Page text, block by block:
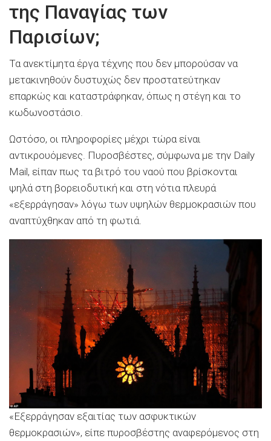
της Παναγίας των
Παρισίων;
Τα ανεκτίμητα έργα τέχνης που δεν μπορούσαν να
μετακινηθούν δυστυχώς δεν προστατεύτηκαν
επαρκώς και καταστράφηκαν, όπως η στέγη και το
κωδωνοστάσιο.
Ωστόσο, οι πληροφορίες μέχρι τώρα είναι
αντικρουόμενες. Πυροσβέστες, σύμφωνα με την Daily
Mail, είπαν πως τα βιτρό του ναού που βρίσκονται
ψηλά στη βορειοδυτική και στη νότια πλευρά
«εξερράγησαν» λόγω των υψηλών θερμοκρασιών που
αναπτύχθηκαν από τη φωτιά.
«Εξερράγησαν εξαιτίας των ασφυκτικών
θερμοκρασιών», είπε πυροσβέστης αναφερόμενος στη